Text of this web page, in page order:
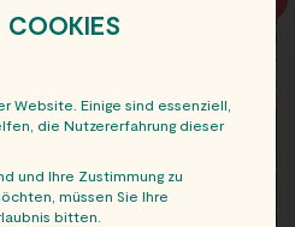
COOKIES
Website. Einige sind essenziell,
die Nutzererfahrung dieser
und Ihre Zustimmung zu
müssen Sie Ihre
bitten.